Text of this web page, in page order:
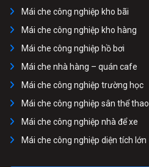
Mái che công nghiệp kho bãi
Mái che công nghiệp kho hàng
Mái che công nghiệp hồ bơi
Mái che nhà hàng – quán cafe
Mái che công nghiệp trường học
Mái che công nghiệp sân thể thao
Mái che công nghiệp nhà để xe
Mái che công nghiệp diện tích lớn